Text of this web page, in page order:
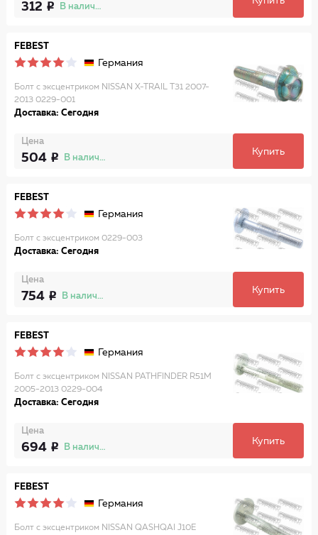
312 В наличии
FEBEST
Германия
Болт с эксцентриком NISSAN X-TRAIL T31 2007-
2013 0229-001
Доставка: Сегодня
Цена
504 В наличии
Купить
FEBEST
Германия
Болт с эксцентриком 0229-003
Доставка: Сегодня
Цена
754 В наличии
Купить
FEBEST
Германия
Болт с эксцентриком NISSAN PATHFINDER R51M
2005-2013 0229-004
Доставка: Сегодня
Цена
694 В наличии
Купить
FEBEST
Германия
Болт с эксцентриком NISSAN QASHQAI J10E